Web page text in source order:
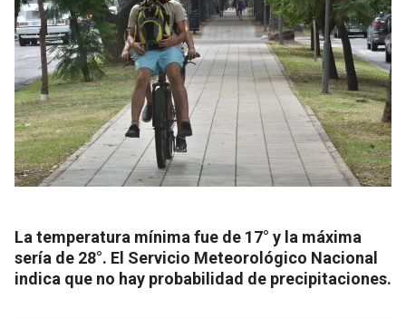
La temperatura mínima fue de 17° y la máxima
sería de 28°. El Servicio Meteorológico Nacional
indica que no hay probabilidad de precipitaciones.